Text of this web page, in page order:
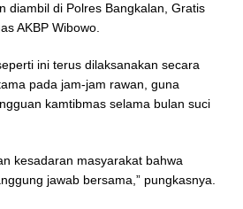
diambil di Polres Bangkalan, Gratis
AKBP Wibowo.
ini terus dilaksanakan secara
pada jam-jam rawan, guna
kamtibmas selama bulan suci
kesadaran masyarakat bahwa
jawab bersama,” pungkasnya.